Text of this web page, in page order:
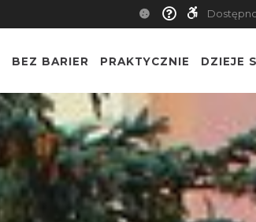
BEZ BARIER PRAKTYCZNIE DZIEJE